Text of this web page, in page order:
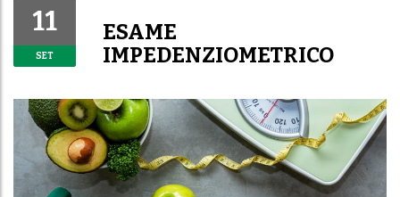
11
SET
ESAME
IMPEDENZIOMETRICO